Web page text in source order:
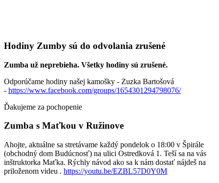
Hodiny Zumby sú do odvolania zrušené
Zumba už neprebieha. Všetky hodiny sú zrušené.
Odporúčame hodiny našej kamošky - Zuzka Bartošová
- https://www.facebook.com/groups/1654301294798076/
Ďakujeme za pochopenie
Zumba s Maťkou v Ružinove
Ahojte, aktuálne sa stretávame každý pondelok o 18:00 v Špirále
(obchodný dom Budúcnosť) na ulici Ostredková 1. Teší sa na vás
inštruktorka Maťka. Rýchly návod ako sa k nám dostať nájdeš na
priloženom videu . https://youtu.be/EZBL57D0Y0M